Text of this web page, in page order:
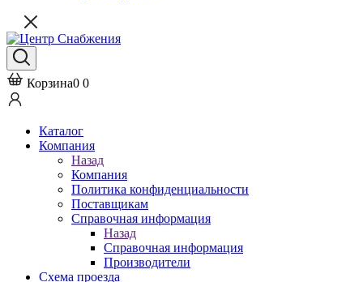
Корзина0 0
Каталог
Компания
Назад
Компания
Политика конфиденциальности
Поставщикам
Справочная информация
Назад
Справочная информация
Производители
Схема проезда